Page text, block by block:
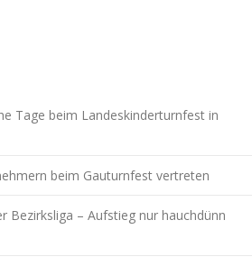
Tage beim Landeskinderturnfest in
beim Gauturnfest vertreten
Bezirksliga – Aufstieg nur hauchdünn